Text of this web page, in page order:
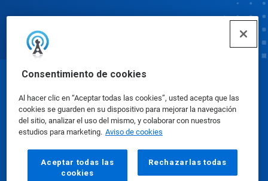
Consentimiento de cookies
Al hacer clic en “Aceptar todas las cookies”, usted acepta que las
cookies se guarden en su dispositivo para mejorar la navegación
del sitio, analizar el uso del mismo, y colaborar con nuestros
estudios para marketing. Aviso de cookies
Aceptar todas las
cookies
Rechazarlas todas
Hojas de datos de seguridad|Política de privacidad
|condiciones de uso